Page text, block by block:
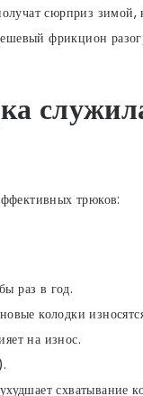
сюрприз зимой,
фрикцион
трюков:
раз в год.
колодки
на износ.
схватывание